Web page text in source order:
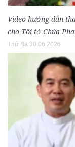
Video hướng dẫn
cho Tôi tớ Chúa
Thứ Ba 30.06.2026